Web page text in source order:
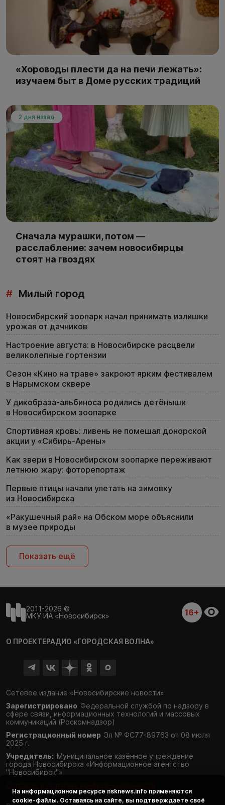
«Хороводы плести да на печи лежать»:
изучаем быт в Доме русских традиций
2 дня назад
Сначала мурашки, потом —
расслабление: зачем новосибирцы
стоят на гвоздях
# Милый город
Новосибирский зоопарк начал принимать излишки
урожая от дачников
Настроение августа: в Новосибирске расцвели
великолепные гортензии
Сезон «Кино на траве» закроют ярким фестивалем
в Нарымском сквере
У дикобраза-альбиноса родились детёныши
в Новосибирском зоопарке
Спортивная кровь: ливень не помешал донорской
акции у «Сибирь-Арены»
Как звери в Новосибирском зоопарке переживают
летнюю жару: фоторепортаж
Первые птицы начали улетать на зимовку
из Новосибирска
«Ракушечный рай» на Обском море объяснили
в музее природы
Показать ещё
2011-2026 ©
МКУ ИА «Новосибирск»
16+
О ПРОЕКТЕРАДИО «ГОРОДСКАЯ ВОЛНА»
Сетевое издание «Новосибирские новости»
Зарегистрировано Федеральной службой по надзору в
сфере связи, информационных технологий и массовых
коммуникаций (Роскомнадзор)
Регистрационный номер Эл № ФС77-89763 от 08 июля
2025 г.
Учредитель: Муниципальное казённое учреждение
города Новосибирска «Информационное агентство
"Новосибирск"»
На информационном ресурсе nsknews.info применяются
cookie-файлы. Оставаясь на сайте, вы подтверждаете своё